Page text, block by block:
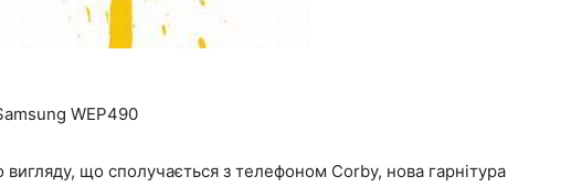
WEP490
вигляду, що сполучається з телефоном Corby, нова гарнітура